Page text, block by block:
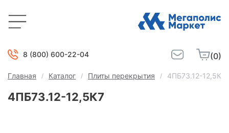
8 (800) 600-22-04 (0)
Главная Каталог Плиты перекрытия 4ПБ73.12-12,5К7
4ПБ73.12-12,5К7